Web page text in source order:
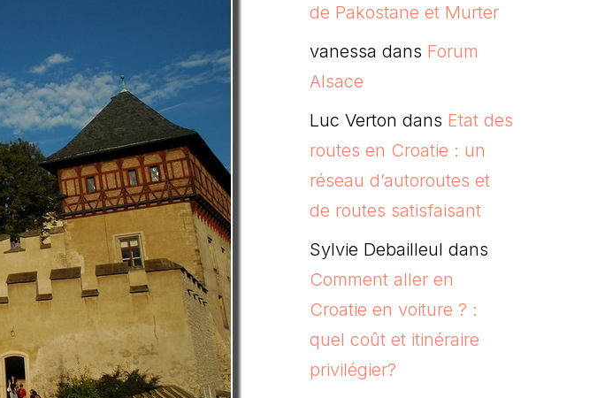
de Pakostane et Murter
vanessa dans Forum
Alsace
Luc Verton dans Etat des
routes en Croatie : un
réseau d’autoroutes et
de routes satisfaisant
Sylvie Debailleul dans
Comment aller en
Croatie en voiture ? :
quel coût et itinéraire
privilégier?